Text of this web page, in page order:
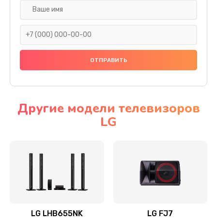
Ремонт платы электроники
Прошивка
Ремонт механики привода
Ремонт / замена кнопок, клавиш, индикаторов,
Другие модели телевизоров
LG
LG LHB655NK LG FJ7